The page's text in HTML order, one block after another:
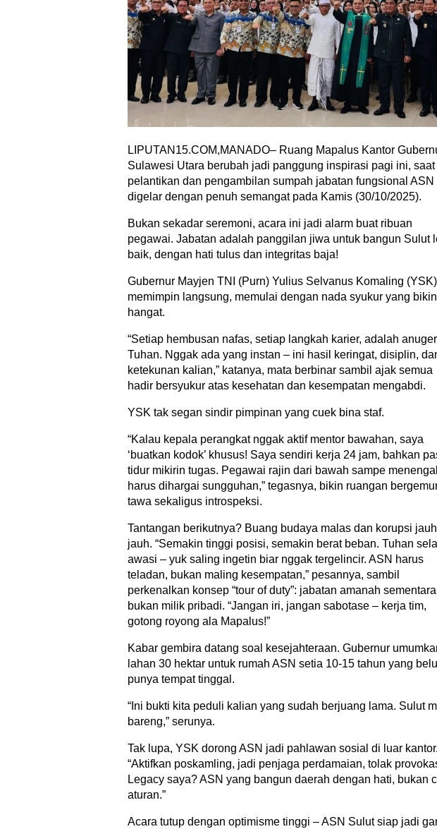
LIPUTAN15.COM,MANADO– Ruang Mapalus Kantor
Sulawesi Utara berubah jadi panggung inspirasi pagi ini, saat
pelantikan dan pengambilan sumpah jabatan fungsional ASN
digelar dengan penuh semangat pada Kamis (30/10/2025).
Bukan sekadar seremoni, acara ini jadi alarm buat ribuan
pegawai. Jabatan adalah panggilan jiwa untuk bangun Sulut
baik, dengan hati tulus dan integritas baja!
Gubernur Mayjen TNI (Purn) Yulius Selvanus Komaling (YSK)
memimpin langsung, memulai dengan nada syukur yang
hangat.
“Setiap hembusan nafas, setiap langkah karier, adalah
Tuhan. Nggak ada yang instan – ini hasil keringat, disiplin,
ketekunan kalian,” katanya, mata berbinar sambil ajak semua
hadir bersyukur atas kesehatan dan kesempatan mengabdi.
YSK tak segan sindir pimpinan yang cuek bina staf.
“Kalau kepala perangkat nggak aktif mentor bawahan, saya
‘buatkan kodok’ khusus! Saya sendiri kerja 24 jam, bahkan
tidur mikirin tugas. Pegawai rajin dari bawah sampe
harus dihargai sungguhan,” tegasnya, bikin ruangan
tawa sekaligus introspeksi.
Tantangan berikutnya? Buang budaya malas dan korupsi
jauh. “Semakin tinggi posisi, semakin berat beban. Tuhan
awasi – yuk saling ingetin biar nggak tergelincir. ASN harus
teladan, bukan maling kesempatan,” pesannya, sambil
perkenalkan konsep “tour of duty”: jabatan amanah
bukan milik pribadi. “Jangan iri, jangan sabotase – kerja tim,
gotong royong ala Mapalus!”
Kabar gembira datang soal kesejahteraan. Gubernur
lahan 30 hektar untuk rumah ASN setia 10-15 tahun yang
punya tempat tinggal.
“Ini bukti kita peduli kalian yang sudah berjuang lama. Sulut
bareng,” serunya.
Tak lupa, YSK dorong ASN jadi pahlawan sosial di luar kantor.
“Aktifkan poskamling, jadi penjaga perdamaian, tolak
Legacy saya? ASN yang bangun daerah dengan hati, bukan
aturan.”
Acara tutup dengan optimisme tinggi – ASN Sulut siap jadi